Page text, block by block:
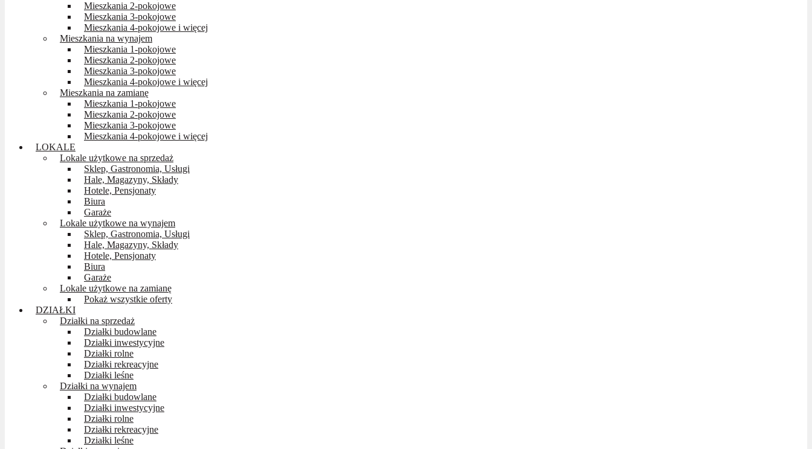
Mieszkania 2-pokojowe
Mieszkania 3-pokojowe
Mieszkania 4-pokojowe i więcej
Mieszkania na wynajem
Mieszkania 1-pokojowe
Mieszkania 2-pokojowe
Mieszkania 3-pokojowe
Mieszkania 4-pokojowe i więcej
Mieszkania na zamianę
Mieszkania 1-pokojowe
Mieszkania 2-pokojowe
Mieszkania 3-pokojowe
Mieszkania 4-pokojowe i więcej
LOKALE
Lokale użytkowe na sprzedaż
Sklep, Gastronomia, Usługi
Hale, Magazyny, Składy
Hotele, Pensjonaty
Biura
Garaże
Lokale użytkowe na wynajem
Sklep, Gastronomia, Usługi
Hale, Magazyny, Składy
Hotele, Pensjonaty
Biura
Garaże
Lokale użytkowe na zamianę
Pokaż wszystkie oferty
DZIAŁKI
Działki na sprzedaż
Działki budowlane
Działki inwestycyjne
Działki rolne
Działki rekreacyjne
Działki leśne
Działki na wynajem
Działki budowlane
Działki inwestycyjne
Działki rolne
Działki rekreacyjne
Działki leśne